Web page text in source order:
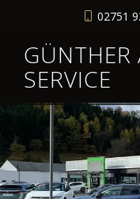
02751
SERVICE